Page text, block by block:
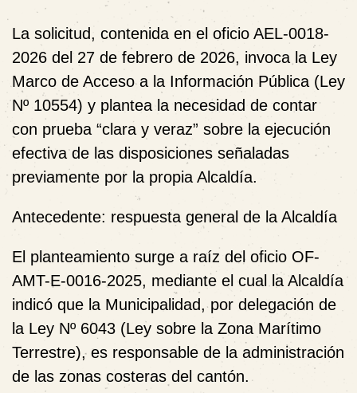
La solicitud, contenida en el oficio AEL-0018-
2026 del 27 de febrero de 2026, invoca la Ley
Marco de Acceso a la Información Pública (Ley
Nº 10554) y plantea la necesidad de contar
con prueba “clara y veraz” sobre la ejecución
efectiva de las disposiciones señaladas
previamente por la propia Alcaldía.
Antecedente: respuesta general de la Alcaldía
El planteamiento surge a raíz del oficio OF-
AMT-E-0016-2025, mediante el cual la Alcaldía
indicó que la Municipalidad, por delegación de
la Ley Nº 6043 (Ley sobre la Zona Marítimo
Terrestre), es responsable de la administración
de las zonas costeras del cantón.